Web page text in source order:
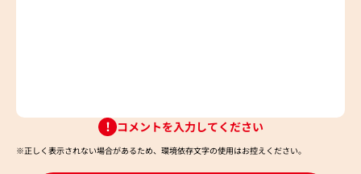
コメントを入力してください
※正しく表示されない場合があるため、環境依存文字の使用はお控えください。​